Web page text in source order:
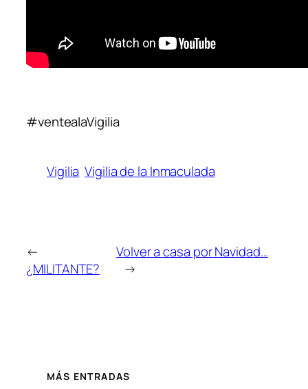
#ventealaVigilia
Vigilia Vigilia de la Inmaculada
←
¿MILITANTE?
Volver a casa por Navidad…
→
MÁS ENTRADAS